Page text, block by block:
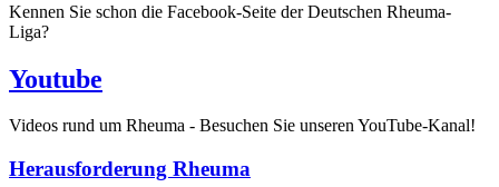
Kennen Sie schon die Facebook-Seite der Deutschen Rheuma-
Liga?
Youtube
Videos rund um Rheuma - Besuchen Sie unseren YouTube-Kanal!
Herausforderung Rheuma